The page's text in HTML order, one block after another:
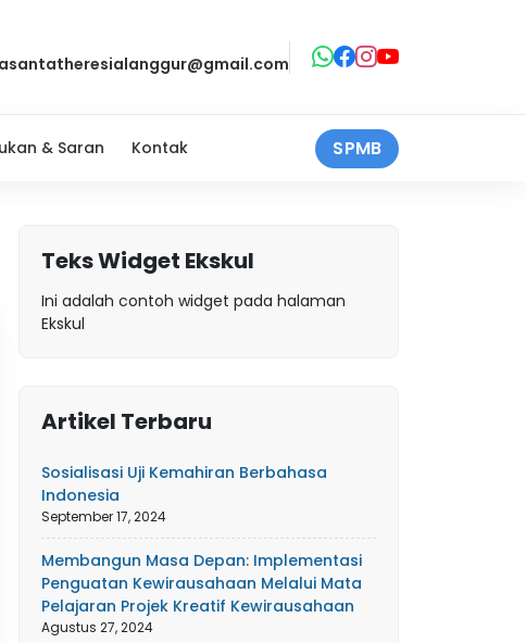
& Saran Kontak SPMB
Teks Widget Ekskul
Ini adalah contoh widget pada halaman
Ekskul
Artikel Terbaru
Sosialisasi Uji Kemahiran Berbahasa
Indonesia
September 17, 2024
Membangun Masa Depan: Implementasi
Penguatan Kewirausahaan Melalui Mata
Pelajaran Projek Kreatif Kewirausahaan
Agustus 27, 2024